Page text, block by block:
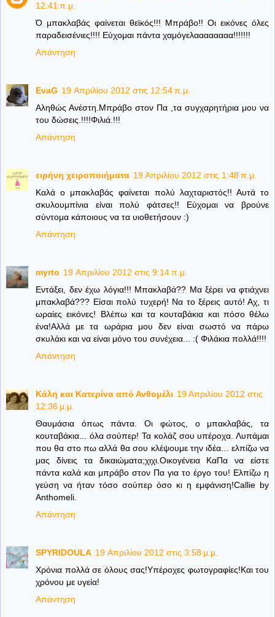
12:41 π.μ.
Ό μπακλαβάς φαίνεται θεϊκός!!! Μπράβο!! Οι εικόνες όλες
παραδεισένιες!!!! Εύχομαι πάντα χαμόγελαααααααα!!!!!!!
Απάντηση
EvaG 19 Απριλίου 2012 στις 12:54 π.μ.
Αληθώς Ανέστη.Μπράβο στον Πα ,τα συγχαρητήρια μου να
του δώσεις.!!!!Φιλιά.!!!
Απάντηση
ειρήνη χειροποιήματα 19 Απριλίου 2012 στις 1:48 π.μ.
Καλά ο μπακλαβάς φαίνεται πολύ λαχταριστός!! Αυτά το
σκυλουμπίνια είναι πολύ φάτσες!! Εύχομαι να βρούνε
σύντομα κάποιους να τα υιοθετήσουν :)
Απάντηση
myrto 19 Απριλίου 2012 στις 9:14 π.μ.
Εντάξει, δεν έχω λόγια!!! Μπακλαβά?? Μα ξέρει να φτιάχνει
μπακλαβά??? Είσαι πολύ τυχερή! Να το ξέρεις αυτό! Αχ, τι
ωραίες εικόνες! Βλέπω και τα κουταβάκια και πόσο θέλω
ένα!Αλλά με τα ωράρια μου δεν είναι σωστό να πάρω
σκυλάκι και να είναι μόνο του συνέχεια... :( Φιλάκια πολλά!!!!
Απάντηση
Κάλη και Κατερίνα από Ανθομέλι 19 Απριλίου 2012 στις
12:36 μ.μ.
Θαυμάσια όπως πάντα. Οι φώτος, ο μπακλαβάς, τα
κουταβάκια... όλα σούπερ! Τα κολάζ σου υπέροχα. Λυπάμαι
που θα στο πω αλλά θα σου κλέψουμε την ιδέα... ελπίζω να
μας δίνεις τα δικαιώματα;χιχι.Οικογένεια ΚαΠα να είστε
πάντα καλά και μπράβο στον Πα για το έργο του! Ελπίζω η
γεύση να ήταν τόσο σούπερ όσο κι η εμφάνιση!Callie by
Anthomeli.
Απάντηση
SPYRIDOULA 19 Απριλίου 2012 στις 3:58 μ.μ.
Χρόνια πολλά σε όλους σας!Υπέροχες φωτογραφίες!Και του
χρόνου με υγεία!
Απάντηση